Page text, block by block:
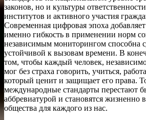
законов, но и культуры
институтов и активного участия
Современная цифровая эпоха
именно гибкость в применении норм
независимым мониторингом способна
устойчивой к вызовам времени. В
том, чтобы каждый человек,
мог без страха говорить, учиться,
который ценит и защищает его права.
международные стандарты перестают
аббревиатурой и становятся жизненно
общества для каждого из нас.